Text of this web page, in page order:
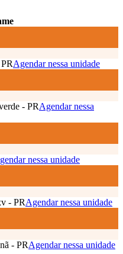
Agendar nessa unidade
- PRAgendar nessa
nessa unidade
- PRAgendar nessa unidade
- PRAgendar nessa unidade